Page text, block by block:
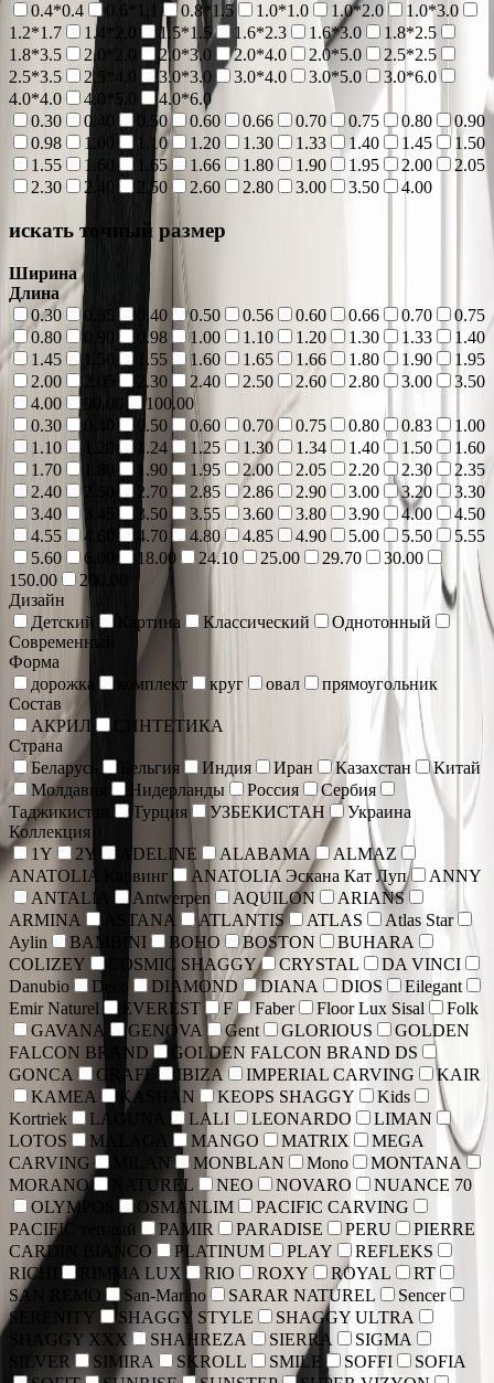
0.4*0.4
0.6*1.1 0.8*1.5 1.0*1.0 1.0*2.0
1.0*3.0
1.2*1.7
1.4*2.0 1.5*1.5 1.6*2.3 1.6*3.0
1.8*2.5
1.8*3.5
2.0*2.0 2.0*3.0 2.0*4.0 2.0*5.0
2.5*2.5
2.5*3.5
2.5*4.0 3.0*3.0 3.0*4.0 3.0*5.0
3.0*6.0
4.0*4.0
4.0*5.0
4.0*6.0
0.30
0.40 0.50 0.60 0.66 0.70 0.75 0.80
0.90
0.98
1.00 1.10 1.20 1.30 1.33 1.40 1.45
1.50
1.55
1.60 1.65 1.66 1.80 1.90 1.95 2.00
2.05
2.30
2.40 2.50 2.60 2.80 3.00 3.50 4.00
искать точный размер
Ширина
Длина
0.30
0.35 0.40 0.50 0.56 0.60 0.66 0.70
0.75
0.80
0.90 0.98 1.00 1.10 1.20 1.30 1.33
1.40
1.45
1.55 1.60 1.65 1.66 1.80 1.90
1.95
2.00
2.05 2.30 2.40 2.50 2.60 2.80 3.00
3.50
4.00
100.00
0.30
0.50 0.60 0.70 0.75 0.80 0.83
1.00
1.10
1.24 1.25 1.30 1.34 1.40 1.50
1.60
1.70
1.90 1.95 2.00 2.05 2.20 2.30
2.35
2.40
2.70 2.85 2.86 2.90 3.00 3.20
3.30
3.40
3.45 3.50 3.55 3.60 3.80 3.90 4.00
4.50
4.55
4.60 4.70 4.80 4.85 4.90 5.00 5.50
5.55
5.60
6.00 18.00 24.10 25.00 29.70
30.00
150.00
200.00
Дизайн
Детский
Картина Классический
Однотонный
Современный
Форма
дорожка
комплект круг овал
прямоугольник
Состав
АКРИЛ
СИНТЕТИКА
Страна
Беларусь
Бельгия Индия Иран Казахстан
Китай
Молдавия
Нидерланды Россия
Сербия
Таджикистан
Турция УЗБЕКИСТАН
Украина
Коллекция
1Y
2Y ADELINE ALABAMA
ALMAZ
ANATOLIA Карвинг
ANATOLIA Эскана Кат Луп
ANNY
ANTALIA
Antwerpen AQUILON
ARIANS
ARMINA
ASTANA ATLANTIS ATLAS
Atlas Star
Aylin
BAMBINI BOHO BOSTON
BUHARA
COLIZEY
COSMIC SHAGGY CRYSTAL
DA VINCI
Danubio
Deco DIAMOND DIANA DIOS
Eilegant
Emir Naturel
EVEREST F Faber Floor Lux Sisal
Folk
GAVANA
GENOVA Gent GLORIOUS
GOLDEN
FALCON BRAND
GOLDEN FALCON BRAND DS
GONCA
GRAFF IBIZA IMPERIAL CARVING
KAIR
KAMEA
KASHAN KEOPS SHAGGY
Kids
Kortriek
LAGUNA LALI LEONARDO
LIMAN
LOTOS
MALAGA MANGO MATRIX
MEGA
CARVING
MILAN MONBLAN Mono
MONTANA
MORANO
NATUREL NEO NOVARO
NUANCE 70
OLYMPOS
OSMANLIM
PACIFIC CARVING
PACIFIC тёплый
PAMIR PARADISE PERU
PIERRE
CARDIN BIANCO
PLATINUM PLAY
REFLEKS
RICHI
RIMMA LUX RIO ROXY ROYAL
RT
SAN REMO
San-Marino SARAR NATUREL
Sencer
SERENITY
SHAGGY STYLE
SHAGGY ULTRA
SHAGGY XXX
SHAHREZA SIERRA
SIGMA
SILVER
SIMIRA SKROLL SMILE SOFFI
SOFIA